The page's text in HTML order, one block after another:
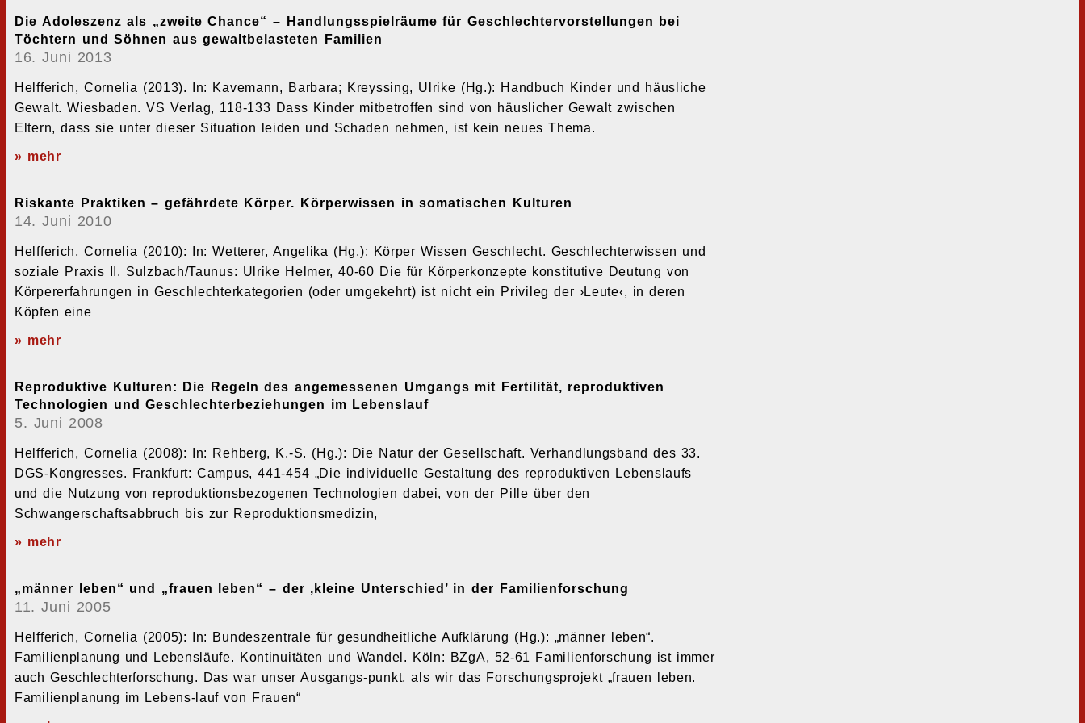
Die Adoleszenz als „zweite Chance“ – Handlungsspielräume für Geschlechtervorstellungen bei
Töchtern und Söhnen aus gewaltbelasteten Familien
16. Juni 2013
Helfferich, Cornelia (2013). In: Kavemann, Barbara; Kreyssing, Ulrike (Hg.): Handbuch Kinder und häusliche
Gewalt. Wiesbaden. VS Verlag, 118-133 Dass Kinder mitbetroffen sind von häuslicher Gewalt zwischen
Eltern, dass sie unter dieser Situation leiden und Schaden nehmen, ist kein neues Thema.
» mehr
Riskante Praktiken – gefährdete Körper. Körperwissen in somatischen Kulturen
14. Juni 2010
Helfferich, Cornelia (2010): In: Wetterer, Angelika (Hg.): Körper Wissen Geschlecht. Geschlechterwissen und
soziale Praxis II. Sulzbach/Taunus: Ulrike Helmer, 40-60 Die für Körperkonzepte konstitutive Deutung von
Körpererfahrungen in Geschlechterkategorien (oder umgekehrt) ist nicht ein Privileg der ›Leute‹, in deren
Köpfen eine
» mehr
Reproduktive Kulturen: Die Regeln des angemessenen Umgangs mit Fertilität, reproduktiven
Technologien und Geschlechterbeziehungen im Lebenslauf
5. Juni 2008
Helfferich, Cornelia (2008): In: Rehberg, K.-S. (Hg.): Die Natur der Gesellschaft. Verhandlungsband des 33.
DGS-Kongresses. Frankfurt: Campus, 441-454 „Die individuelle Gestaltung des reproduktiven Lebenslaufs
und die Nutzung von reproduktionsbezogenen Technologien dabei, von der Pille über den
Schwangerschaftsabbruch bis zur Reproduktionsmedizin,
» mehr
„männer leben“ und „frauen leben“ – der ‚kleine Unterschied’ in der Familienforschung
11. Juni 2005
Helfferich, Cornelia (2005): In: Bundeszentrale für gesundheitliche Aufklärung (Hg.): „männer leben“.
Familienplanung und Lebensläufe. Kontinuitäten und Wandel. Köln: BZgA, 52-61 Familienforschung ist immer
auch Geschlechterforschung. Das war unser Ausgangs-punkt, als wir das Forschungsprojekt „frauen leben.
Familienplanung im Lebens-lauf von Frauen“